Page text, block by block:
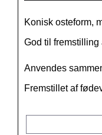
Konisk osteform,
God til fremstilling
Anvendes
Fremstillet af